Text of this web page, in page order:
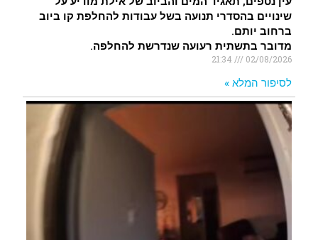
שינויים בהסדרי תנועה בשל עבודות להחלפת קו ביוב
ברחוב יותם.
מדובר בתשתית רעועה שנדרשת להחלפה.
02/08/2026
לסיפור המלא »